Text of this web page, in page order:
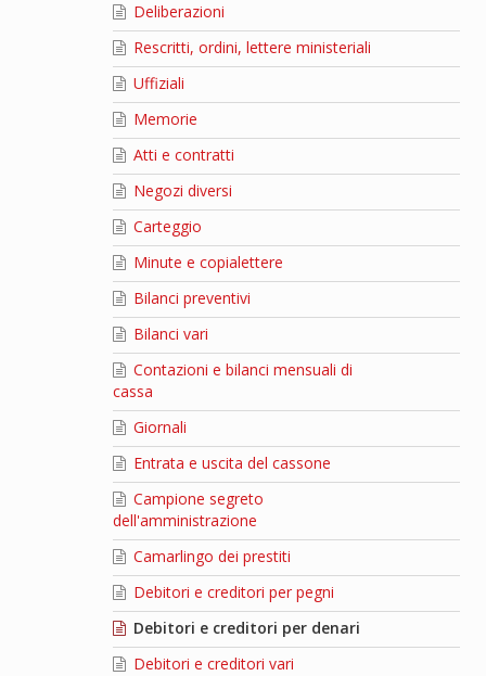
Deliberazioni
Rescritti, ordini, lettere ministeriali
Uffiziali
Memorie
Atti e contratti
Negozi diversi
Carteggio
Minute e copialettere
Bilanci preventivi
Bilanci vari
Contazioni e bilanci mensuali di
cassa
Giornali
Entrata e uscita del cassone
Campione segreto
dell'amministrazione
Camarlingo dei prestiti
Debitori e creditori per pegni
Debitori e creditori per denari
Debitori e creditori vari